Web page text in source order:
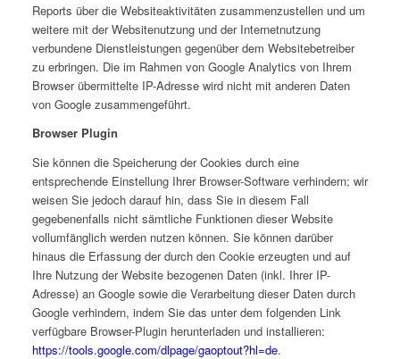
Reports über die Websiteaktivitäten zusammenzustellen und um
weitere mit der Websitenutzung und der Internetnutzung
verbundene Dienstleistungen gegenüber dem Websitebetreiber
zu erbringen. Die im Rahmen von Google Analytics von Ihrem
Browser übermittelte IP-Adresse wird nicht mit anderen Daten
von Google zusammengeführt.
Browser Plugin
Sie können die Speicherung der Cookies durch eine
entsprechende Einstellung Ihrer Browser-Software verhindern; wir
weisen Sie jedoch darauf hin, dass Sie in diesem Fall
gegebenenfalls nicht sämtliche Funktionen dieser Website
vollumfänglich werden nutzen können. Sie können darüber
hinaus die Erfassung der durch den Cookie erzeugten und auf
Ihre Nutzung der Website bezogenen Daten (inkl. Ihrer IP-
Adresse) an Google sowie die Verarbeitung dieser Daten durch
Google verhindern, indem Sie das unter dem folgenden Link
verfügbare Browser-Plugin herunterladen und installieren:
https://tools.google.com/dlpage/gaoptout?hl=de.